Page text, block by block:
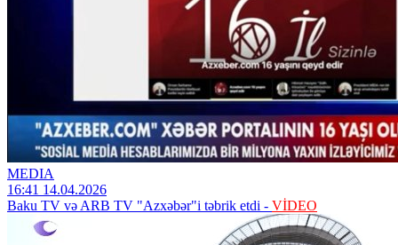
MEDIA
16:41 14.04.2026
Baku TV və ARB TV "Azxəbər"i təbrik etdi - VİDEO